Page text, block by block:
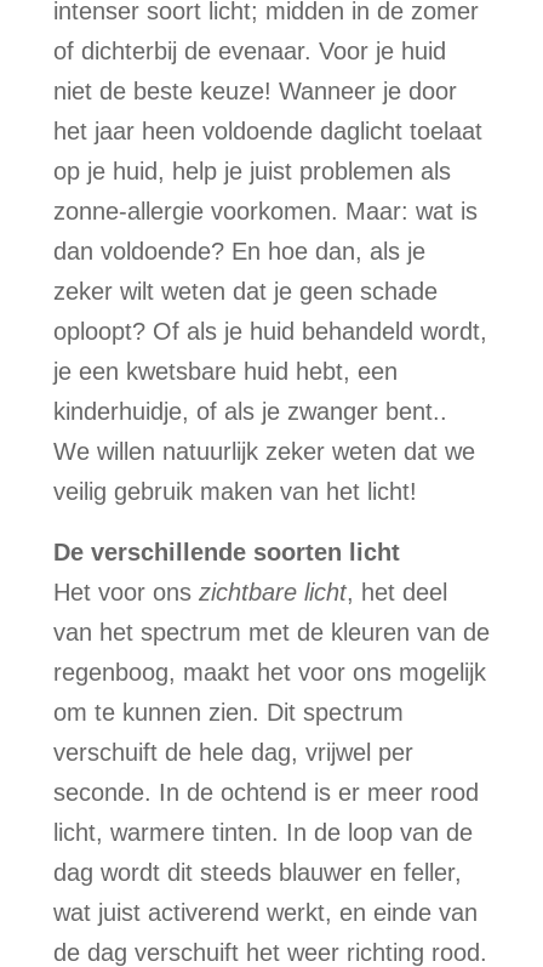
intenser soort licht; midden in de zomer
of dichterbij de evenaar. Voor je huid
niet de beste keuze! Wanneer je door
het jaar heen voldoende daglicht toelaat
op je huid, help je juist problemen als
zonne-allergie voorkomen. Maar: wat is
dan voldoende? En hoe dan, als je
zeker wilt weten dat je geen schade
oploopt? Of als je huid behandeld wordt,
je een kwetsbare huid hebt, een
kinderhuidje, of als je zwanger bent..
We willen natuurlijk zeker weten dat we
veilig gebruik maken van het licht!
De verschillende soorten licht
Het voor ons zichtbare licht, het deel
van het spectrum met de kleuren van de
regenboog, maakt het voor ons mogelijk
om te kunnen zien. Dit spectrum
verschuift de hele dag, vrijwel per
seconde. In de ochtend is er meer rood
licht, warmere tinten. In de loop van de
dag wordt dit steeds blauwer en feller,
wat juist activerend werkt, en einde van
de dag verschuift het weer richting rood.